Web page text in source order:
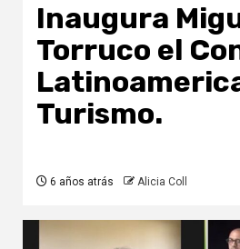
Inaugura
Torruco el
Turismo.
6 años atrás Alicia Coll